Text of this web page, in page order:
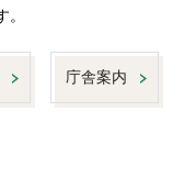
庁舎案内